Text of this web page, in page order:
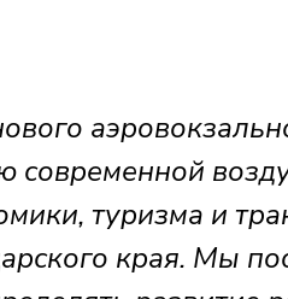
современной
туризма и
края. Мы